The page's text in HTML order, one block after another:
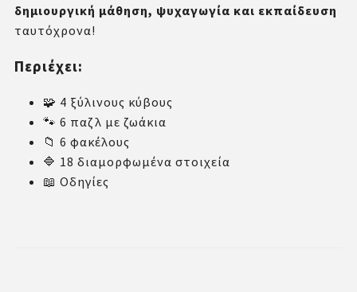
δημιουργική μάθηση, ψυχαγωγία και εκπαίδευση
ταυτόχρονα!
Περιέχει:
🧩 4 ξύλινους κύβους
🐾 6 παζλ με ζωάκια
📁 6 φακέλους
🔷 18 διαμορφωμένα στοιχεία
📖 Οδηγίες